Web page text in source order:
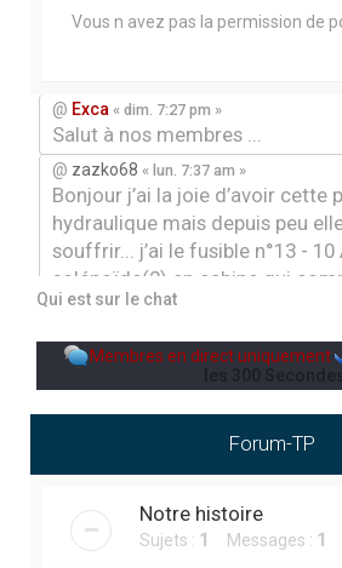
Vous n avez pas la permission de
@ Exca « dim. 7:27 pm »
Salut à nos membres ...
@ zazko68 « lun. 7:37 am »
Bonjour j’ai la joie d’avoir cette
hydraulique mais depuis peu
souffrir... j’ai le fusible n°13 - 10
solénoïde(2) en cabine qui
rotation du bras et le ralenti
Quelqu’un aurai déljà eu ce
avance merci
aménagement paysager
Ben gers « sam. 5:48 pm »
Qui est sur le chat
Membres en direct uniquement
Forum-TP
Notre histoire
Sujets : 1 Messages : 1